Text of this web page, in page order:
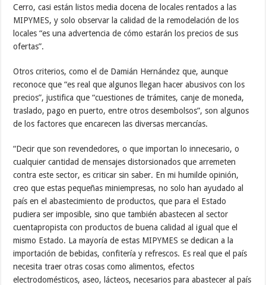
Cerro, casi están listos media docena de locales rentados a las
MIPYMES, y solo observar la calidad de la remodelación de los
locales “es una advertencia de cómo estarán los precios de sus
ofertas”.
Otros criterios, como el de Damián Hernández que, aunque
reconoce que “es real que algunos llegan hacer abusivos con los
precios”, justifica que “cuestiones de trámites, canje de moneda,
traslado, pago en puerto, entre otros desembolsos”, son algunos
de los factores que encarecen las diversas mercancías.
“Decir que son revendedores, o que importan lo innecesario, o
cualquier cantidad de mensajes distorsionados que arremeten
contra este sector, es criticar sin saber. En mi humilde opinión,
creo que estas pequeñas miniempresas, no solo han ayudado al
país en el abastecimiento de productos, que para el Estado
pudiera ser imposible, sino que también abastecen al sector
cuentapropista con productos de buena calidad al igual que el
mismo Estado. La mayoría de estas MIPYMES se dedican a la
importación de bebidas, confitería y refrescos. Es real que el país
necesita traer otras cosas como alimentos, efectos
electrodomésticos, aseo, lácteos, necesarios para abastecer al país